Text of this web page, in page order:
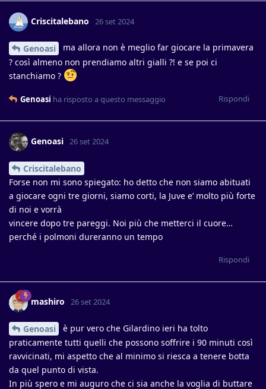
Criscitalebano 26 set 2024
Genoasi
ma allora non è meglio far giocare la primavera
? così almeno non prendiamo altri gialli ?! e se poi ci
stanchiamo ?
Rispondi
Genoasi ha risposto a questo messaggio
Genoasi 26 set 2024
Criscitalebano
Forse non mi sono spiegato: ho detto che non siamo abituati
a giocare ogni tre giorni, siamo corti, la Juve e’ molto più forte
di noi e vorrà
vincere dopo tre pareggi. Noi più che metterci il cuore…
perché i polmoni dureranno un tempo
Rispondi
mashiro 26 set 2024
Genoasi
è pur vero che Gilardino ieri ha tolto
praticamente tutti quelli che possono soffrire i 90 minuti così
ravvicinati, mi aspetto che al minimo si riesca a tenere botta
da quel punto di vista.
In più spero e mi auguro che ci sia anche la voglia di buttare